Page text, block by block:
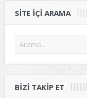
SITE IÇI ARAMA
BIZI TAKIP ET